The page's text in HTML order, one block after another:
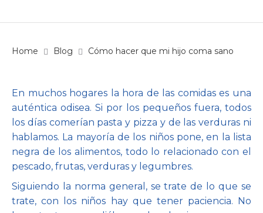
Home Blog Cómo hacer que mi hijo coma sano
En muchos hogares la hora de las comidas es una
auténtica odisea. Si por los pequeños fuera, todos
los días comerían pasta y pizza y de las verduras ni
hablamos. La mayoría de los niños pone, en la lista
negra de los alimentos, todo lo relacionado con el
pescado, frutas, verduras y legumbres.
Siguiendo la norma general, se trate de lo que se
trate, con los niños hay que tener paciencia. No